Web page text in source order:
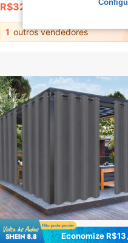
R$32,29
1 outros vendedores
Economize